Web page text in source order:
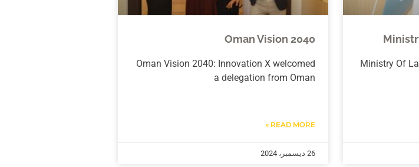
Ministry Of
Oman Vision 2040
Oman Vision 2040: Innovation X welcomed
a delegation from Oman
READ MORE »
26 ديسمبر، 2024